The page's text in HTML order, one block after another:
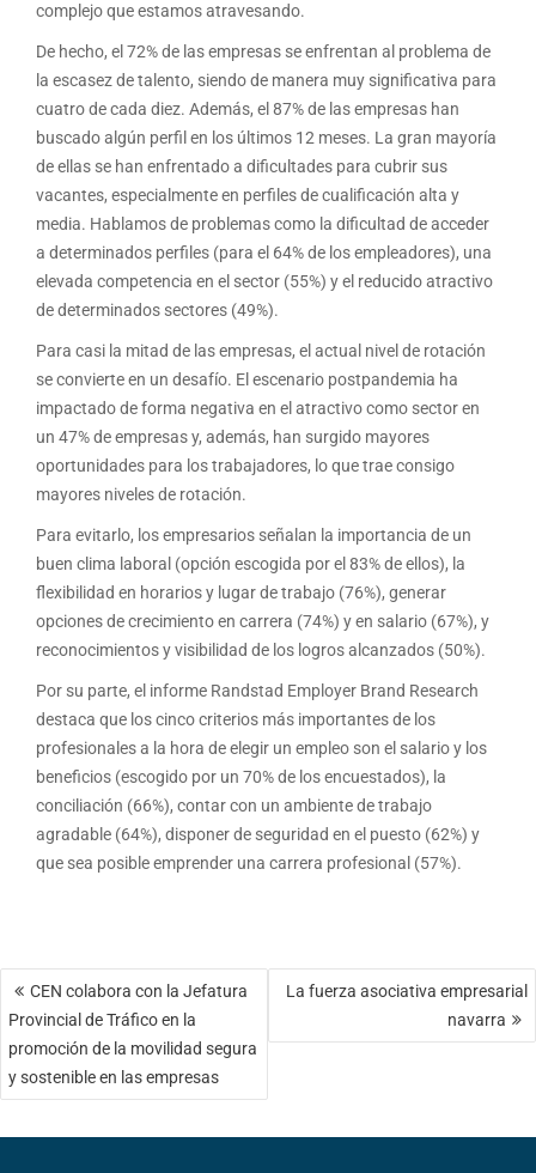
complejo que estamos atravesando.
De hecho, el 72% de las empresas se enfrentan al problema de
la escasez de talento, siendo de manera muy significativa para
cuatro de cada diez. Además, el 87% de las empresas han
buscado algún perfil en los últimos 12 meses. La gran mayoría
de ellas se han enfrentado a dificultades para cubrir sus
vacantes, especialmente en perfiles de cualificación alta y
media. Hablamos de problemas como la dificultad de acceder
a determinados perfiles (para el 64% de los empleadores), una
elevada competencia en el sector (55%) y el reducido atractivo
de determinados sectores (49%).
Para casi la mitad de las empresas, el actual nivel de rotación
se convierte en un desafío. El escenario postpandemia ha
impactado de forma negativa en el atractivo como sector en
un 47% de empresas y, además, han surgido mayores
oportunidades para los trabajadores, lo que trae consigo
mayores niveles de rotación.
Para evitarlo, los empresarios señalan la importancia de un
buen clima laboral (opción escogida por el 83% de ellos), la
flexibilidad en horarios y lugar de trabajo (76%), generar
opciones de crecimiento en carrera (74%) y en salario (67%), y
reconocimientos y visibilidad de los logros alcanzados (50%).
Por su parte, el informe Randstad Employer Brand Research
destaca que los cinco criterios más importantes de los
profesionales a la hora de elegir un empleo son el salario y los
beneficios (escogido por un 70% de los encuestados), la
conciliación (66%), contar con un ambiente de trabajo
agradable (64%), disponer de seguridad en el puesto (62%) y
que sea posible emprender una carrera profesional (57%).
Navegación
de
entradas
CEN colabora con la Jefatura
Provincial de Tráfico en la
promoción de la movilidad segura
y sostenible en las empresas
La fuerza asociativa empresarial
navarra